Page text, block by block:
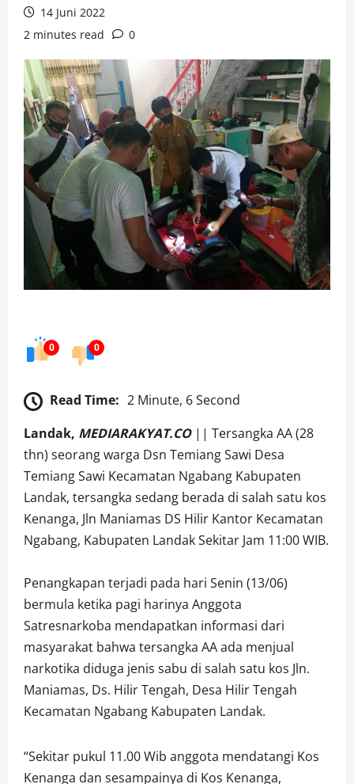
14 Juni 2022
2 minutes read
0
0 0
Read Time: 2 Minute, 6 Second
Landak, MEDIARAKYAT.CO|| Tersangka AA (28
thn) seorang warga Dsn Temiang Sawi Desa
Temiang Sawi Kecamatan Ngabang Kabupaten
Landak, tersangka sedang berada di salah satu kos
Kenanga, Jln Maniamas DS Hilir Kantor Kecamatan
Ngabang, Kabupaten Landak Sekitar Jam 11:00 WIB.
Penangkapan terjadi pada hari Senin (13/06)
bermula ketika pagi harinya Anggota
Satresnarkoba mendapatkan informasi dari
masyarakat bahwa tersangka AA ada menjual
narkotika diduga jenis sabu di salah satu kos Jln.
Maniamas, Ds. Hilir Tengah, Desa Hilir Tengah
Kecamatan Ngabang Kabupaten Landak.
“Sekitar pukul 11.00 Wib anggota mendatangi Kos
Kenanga dan sesampainya di Kos Kenanga,